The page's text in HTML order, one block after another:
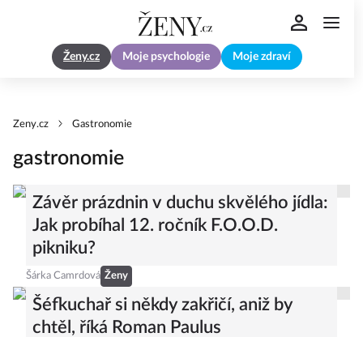
Ženy.cz Moje psychologie Moje zdraví
Zeny.cz Gastronomie
gastronomie
Závěr prázdnin v duchu skvělého jídla:
Jak probíhal 12. ročník F.O.O.D.
pikniku?
Šárka Camrdová Ženy
Šéfkuchař si někdy zakřičí, aniž by
chtěl, říká Roman Paulus